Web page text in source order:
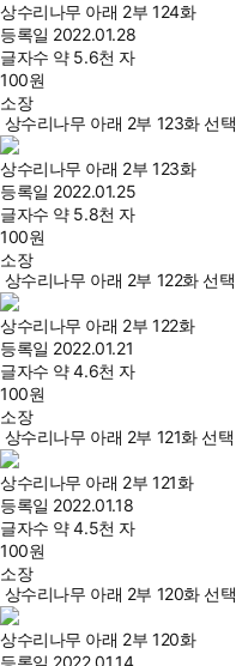
상수리나무 아래 2부 124화
등록일 2022.01.28
글자수 약 5.6천 자
100원
소장
상수리나무 아래 2부 123화 선택
상수리나무 아래 2부 123화
등록일 2022.01.25
글자수 약 5.8천 자
100원
소장
상수리나무 아래 2부 122화 선택
상수리나무 아래 2부 122화
등록일 2022.01.21
글자수 약 4.6천 자
100원
소장
상수리나무 아래 2부 121화 선택
상수리나무 아래 2부 121화
등록일 2022.01.18
글자수 약 4.5천 자
100원
소장
상수리나무 아래 2부 120화 선택
상수리나무 아래 2부 120화
등록일 2022.01.14